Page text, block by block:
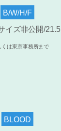
B/W/H/F
イズ非公開/21.5
は東京事務所まで
BLOOD